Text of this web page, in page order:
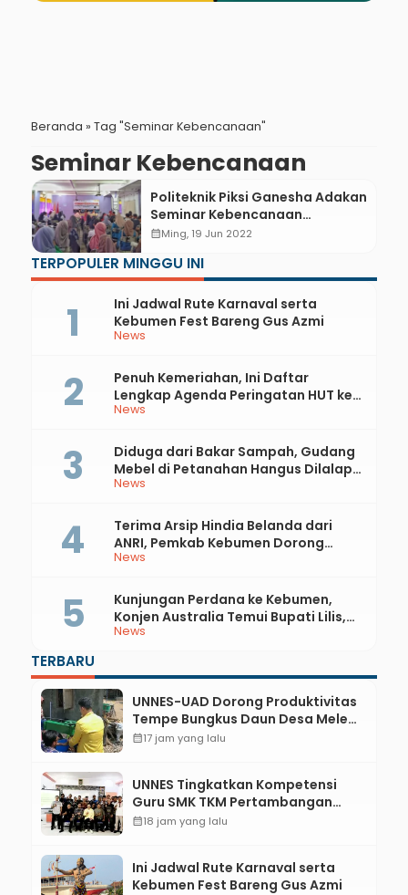
Beranda » Tag "Seminar Kebencanaan"
Seminar Kebencanaan
Politeknik Piksi Ganesha Adakan
Seminar Kebencanaan
Dukungan Japanese Red Cross
calendar_monthMing, 19 Jun 2022
TERPOPULER MINGGU INI
News
Ini Jadwal Rute Karnaval serta
Kebumen Fest Bareng Gus Azmi
News
Penuh Kemeriahan, Ini Daftar
Lengkap Agenda Peringatan HUT ke-
81 RI dan Hari Jadi ke-397 Kabupaten
News
Diduga dari Bakar Sampah, Gudang
Mebel di Petanahan Hangus Dilalap
Api
News
Terima Arsip Hindia Belanda dari
ANRI, Pemkab Kebumen Dorong
Integrasi Sejarah, Geopark, dan
News
Kunjungan Perdana ke Kebumen,
Konjen Australia Temui Bupati Lilis,
Ini yang Dibahas
TERBARU
UNNES-UAD Dorong Produktivitas
Tempe Bungkus Daun Desa Meles,
Bantu Mesin dan Pendampingan
calendar_month17 jam yang lalu
UNNES Tingkatkan Kompetensi
Guru SMK TKM Pertambangan
Kebumen melalui Desain Green
calendar_month18 jam yang lalu
Ini Jadwal Rute Karnaval serta
Kebumen Fest Bareng Gus Azmi